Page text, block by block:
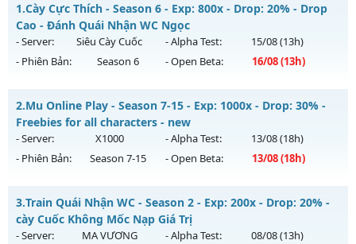
1.Cày Cực Thích - Season 6 - Exp: 800x - Drop: 20% - Drop
Cao - Đánh Quái Nhận WC Ngọc
- Server: Siêu Cày Cuốc - Alpha Test: 15/08(13h)
- Phiên Bản:
Season 6 - Open Beta: 16/08(13h)
Cày Cực Thích - Drop Cao - Đánh Quái Nhận WC Ngọc
Mu mới ra tháng 08 2026 - Mở máy chủ
13h ngày 16/08/2626
Exp: 800x - Drop: 20%
Thể loại: Mu Nguyên bản Webzen
Antihack: BDC
2.Mu Online Play - Season 7-15 - Exp: 1000x - Drop: 30% -
Freebies for all characters - new
- Server: X1000 - Alpha Test: 13/08(18h)
- Phiên Bản:
Season 7-15 - Open Beta: 13/08(18h)
Mu Online Play - Freebies for all characters - new
Mu mới ra tháng 08 2026 - Mở máy chủ
13/08/2626
3.Train Quái Nhận WC - Season 2 - Exp: 200x - Drop: 20% -
cày Cuốc Không Mốc Nạp Giá Trị
- Server: MA VƯƠNG - Alpha Test: 08/08(13h)